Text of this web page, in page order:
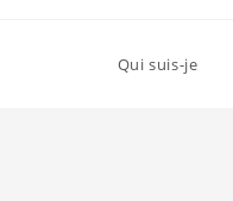
Qui suis-je